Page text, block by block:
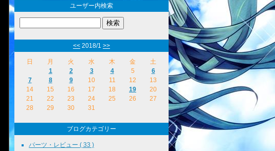
ユーザー内検索
<< 2018/1 >>
日 月 火 水 木 金
土
1
2 3 4 5
6
7
8 9 10 11 12
13
14
15 16 17 18 19
20
21
22 23 24 25 26
27
28
29 30 31
ブログカテゴリー
パーツ・レビュー ( 33 )